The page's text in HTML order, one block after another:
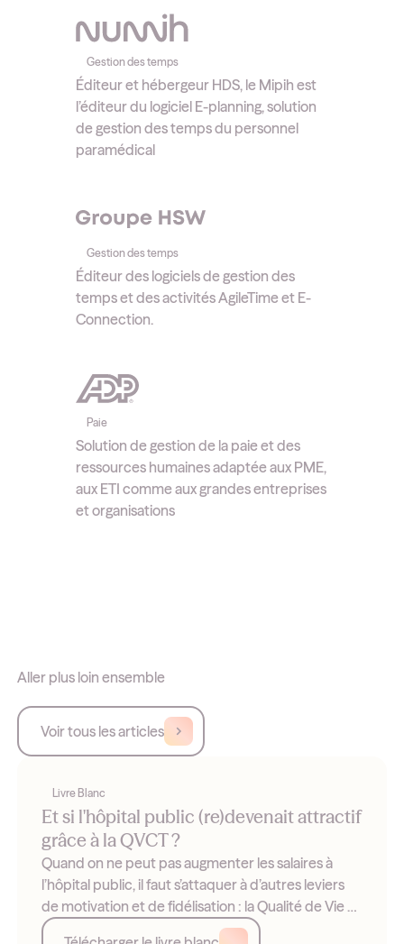
Gestion des temps
Éditeur et hébergeur HDS, le Mipih est
l’éditeur du logiciel E-planning, solution
de gestion des temps du personnel
paramédical
Gestion des temps
Éditeur des logiciels de gestion des
temps et des activités AgileTime et E-
Connection.
Paie
Solution de gestion de la paie et des
ressources humaines adaptée aux PME,
aux ETI comme aux grandes entreprises
et organisations
Aller plus loin ensemble
Voir tous les articles
Livre Blanc
Et si l'hôpital public (re)devenait attractif
grâce à la QVCT ?
Quand on ne peut pas augmenter les salaires à
l’hôpital public, il faut s’attaquer à d’autres leviers
de motivation et de fidélisation : la Qualité de Vie et
les Conditions de Travail (QVCT). Exemples et